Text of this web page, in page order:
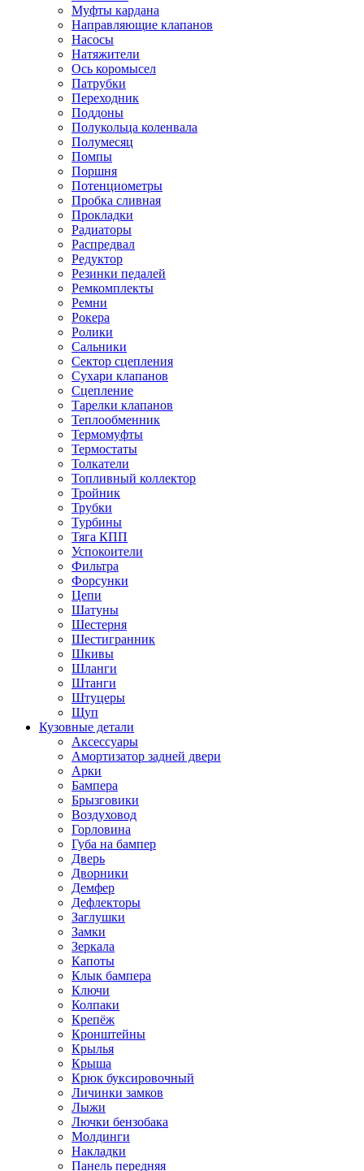
Муфты кардана
Направляющие клапанов
Насосы
Натяжители
Ось коромысел
Патрубки
Переходник
Поддоны
Полукольца коленвала
Полумесяц
Помпы
Поршня
Потенциометры
Пробка сливная
Прокладки
Радиаторы
Распредвал
Редуктор
Резинки педалей
Ремкомплекты
Ремни
Рокера
Ролики
Сальники
Сектор сцепления
Сухари клапанов
Сцепление
Тарелки клапанов
Теплообменник
Термомуфты
Термостаты
Толкатели
Топливный коллектор
Тройник
Трубки
Турбины
Тяга КПП
Успокоители
Фильтра
Форсунки
Цепи
Шатуны
Шестерня
Шестигранник
Шкивы
Шланги
Штанги
Штуцеры
Щуп
Кузовные детали
Аксессуары
Амортизатор задней двери
Арки
Бампера
Брызговики
Воздуховод
Горловина
Губа на бампер
Дверь
Дворники
Демфер
Дефлекторы
Заглушки
Замки
Зеркала
Капоты
Клык бампера
Ключи
Колпаки
Крепёж
Кронштейны
Крылья
Крыша
Крюк буксировочный
Личинки замков
Лыжи
Лючки бензобака
Молдинги
Накладки
Панель передняя